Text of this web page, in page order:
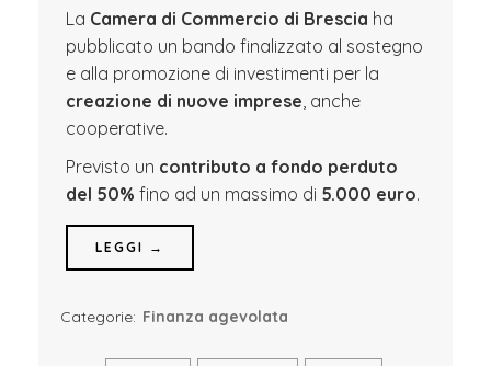
La Camera di Commercio di Brescia ha
pubblicato un bando finalizzato al sostegno
e alla promozione di investimenti per la
creazione di nuove imprese, anche
cooperative.
Previsto un contributo a fondo perduto
del 50% fino ad un massimo di 5.000 euro.
LEGGI →
Categorie: Finanza agevolata